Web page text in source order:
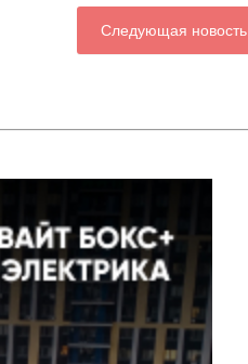
Следующая новость